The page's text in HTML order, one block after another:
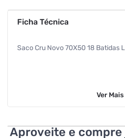
Ficha Técnica
Saco Cru Novo 70X50 18 Batidas
Ver Mais
Aproveite e